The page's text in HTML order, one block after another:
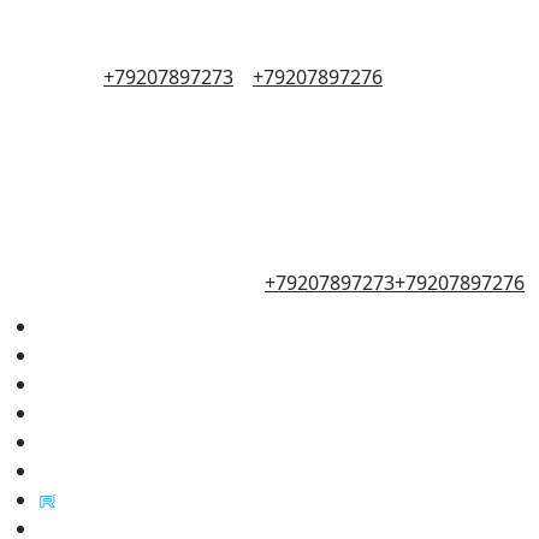
+79207897273 +79207897276
+79207897273+79207897276